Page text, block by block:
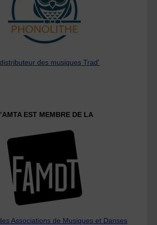
des musiques Trad'
EST MEMBRE DE LA
Associations de Musiques et Danses